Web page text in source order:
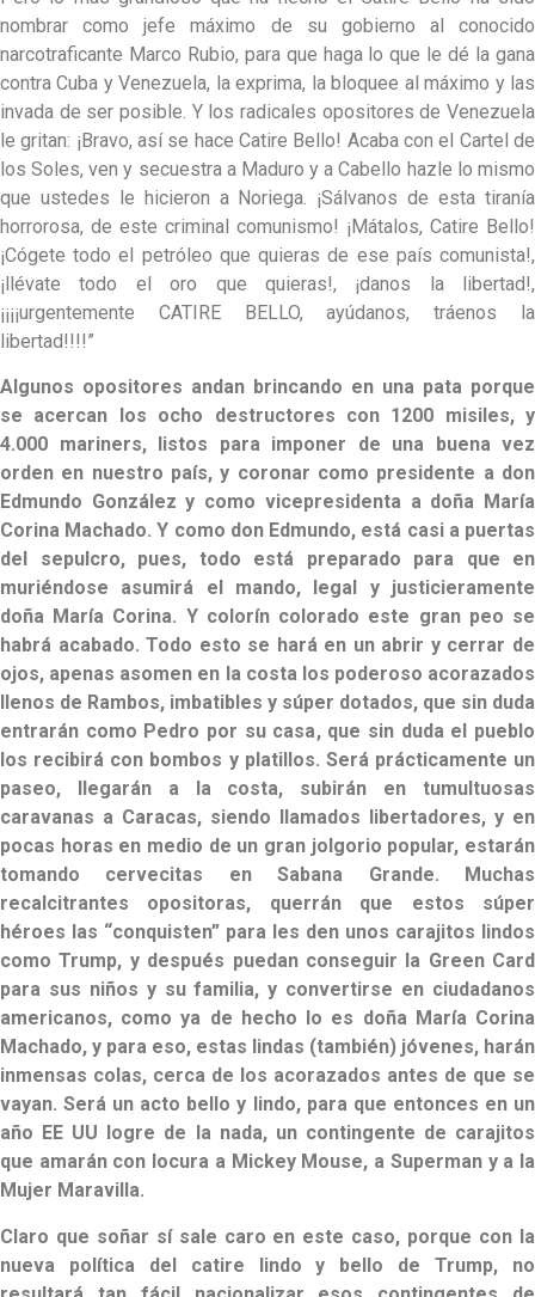
nombrar como jefe máximo de su gobierno al conocido
narcotraficante Marco Rubio, para que haga lo que le dé la gana
contra Cuba y Venezuela, la exprima, la bloquee al máximo y las
invada de ser posible. Y los radicales opositores de Venezuela
le gritan: ¡Bravo, así se hace Catire Bello! Acaba con el Cartel de
los Soles, ven y secuestra a Maduro y a Cabello hazle lo mismo
que ustedes le hicieron a Noriega. ¡Sálvanos de esta tiranía
horrorosa, de este criminal comunismo! ¡Mátalos, Catire Bello!
¡Cógete todo el petróleo que quieras de ese país comunista!,
¡llévate todo el oro que quieras!, ¡danos la libertad!,
¡¡¡¡urgentemente CATIRE BELLO, ayúdanos, tráenos la
libertad!!!!”
Algunos opositores andan brincando en una pata porque
se acercan los ocho destructores con 1200 misiles, y
4.000 mariners, listos para imponer de una buena vez
orden en nuestro país, y coronar como presidente a don
Edmundo González y como vicepresidenta a doña María
Corina Machado. Y como don Edmundo, está casi a puertas
del sepulcro, pues, todo está preparado para que en
muriéndose asumirá el mando, legal y justicieramente
doña María Corina. Y colorín colorado este gran peo se
habrá acabado. Todo esto se hará en un abrir y cerrar de
ojos, apenas asomen en la costa los poderoso acorazados
llenos de Rambos, imbatibles y súper dotados, que sin duda
entrarán como Pedro por su casa, que sin duda el pueblo
los recibirá con bombos y platillos. Será prácticamente un
paseo, llegarán a la costa, subirán en tumultuosas
caravanas a Caracas, siendo llamados libertadores, y en
pocas horas en medio de un gran jolgorio popular, estarán
tomando cervecitas en Sabana Grande. Muchas
recalcitrantes opositoras, querrán que estos súper
héroes las “conquisten” para les den unos carajitos lindos
como Trump, y después puedan conseguir la Green Card
para sus niños y su familia, y convertirse en ciudadanos
americanos, como ya de hecho lo es doña María Corina
Machado, y para eso, estas lindas (también) jóvenes, harán
inmensas colas, cerca de los acorazados antes de que se
vayan. Será un acto bello y lindo, para que entonces en un
año EE UU logre de la nada, un contingente de carajitos
que amarán con locura a Mickey Mouse, a Superman y a la
Mujer Maravilla.
Claro que soñar sí sale caro en este caso, porque con la
nueva política del catire lindo y bello de Trump, no